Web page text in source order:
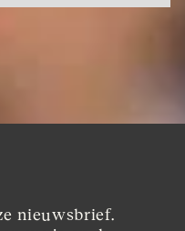
nieuwsbrief.